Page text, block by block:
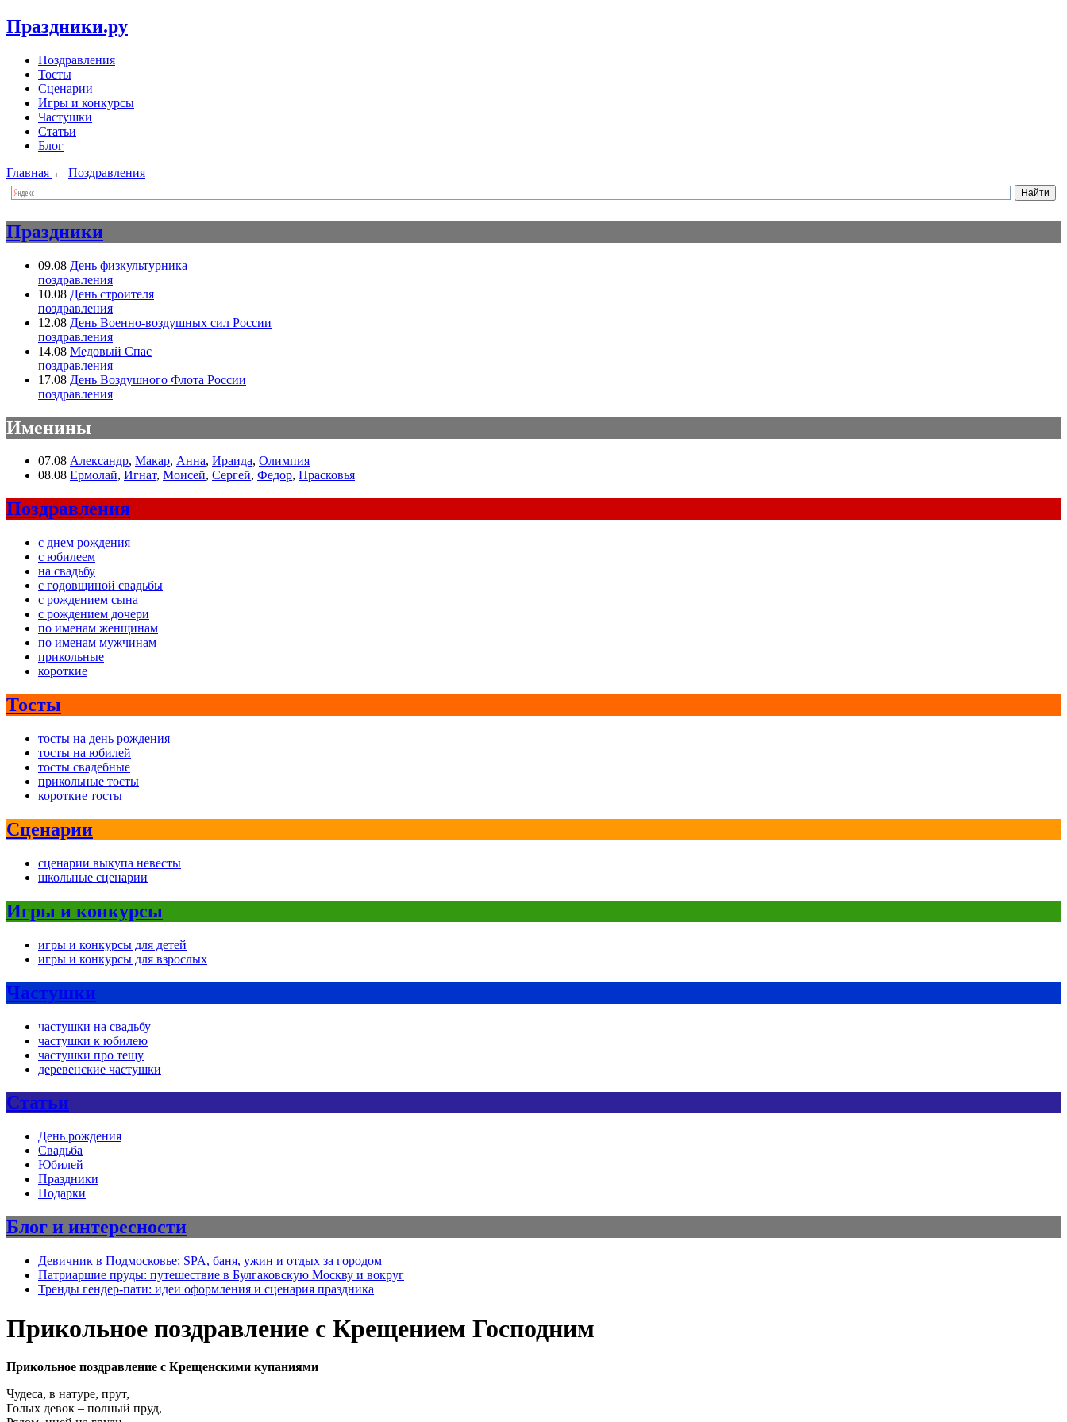
Праздники.ру
Поздравления
Тосты
Сценарии
Игры и конкурсы
Частушки
Статьи
Блог
Главная ← Поздравления
Праздники
09.08 День физкультурника
поздравления
10.08 День строителя
поздравления
12.08 День Военно-воздушных сил России
поздравления
14.08 Медовый Спас
поздравления
17.08 День Воздушного Флота России
поздравления
Именины
07.08 Александр, Макар, Анна, Ираида, Олимпия
08.08 Ермолай, Игнат, Моисей, Сергей, Федор, Прасковья
Поздравления
с днем рождения
с юбилеем
на свадьбу
с годовщиной свадьбы
с рождением сына
с рождением дочери
по именам женщинам
по именам мужчинам
прикольные
короткие
Тосты
тосты на день рождения
тосты на юбилей
тосты свадебные
прикольные тосты
короткие тосты
Сценарии
сценарии выкупа невесты
школьные сценарии
Игры и конкурсы
игры и конкурсы для детей
игры и конкурсы для взрослых
Частушки
частушки на свадьбу
частушки к юбилею
частушки про тещу
деревенские частушки
Статьи
День рождения
Свадьба
Юбилей
Праздники
Подарки
Блог и интересности
Девичник в Подмосковье: SPA, баня, ужин и отдых за городом
Патриаршие пруды: путешествие в Булгаковскую Москву и вокруг
Тренды гендер-пати: идеи оформления и сценария праздника
Прикольное поздравление с Крещением Господним
Прикольное поздравление с Крещенскими купаниями
Чудеса, в натуре, прут,
Голых девок – полный пруд,